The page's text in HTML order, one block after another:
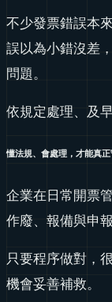
不少發票錯誤本
誤以為小錯沒差
問題。
依規定處理、及
懂法規、會處理，才能真
企業在日常開票
作廢、報備與申
只要程序做對，
機會妥善補救。